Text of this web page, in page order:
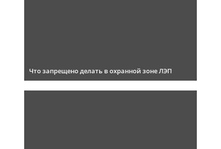
Что запрещено делать в охранной зоне ЛЭП